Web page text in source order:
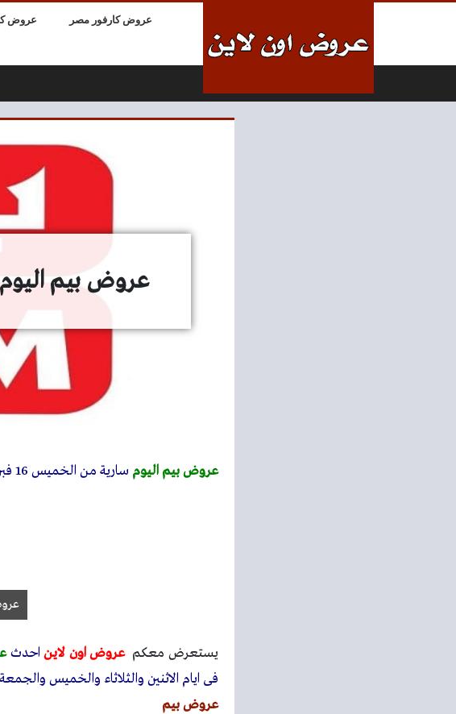
عروض كارفور مصر عروض
عروض بيم اليوم الخميس 16
عروض بيم اليوم سارية من الخميس 16 فبراير 2023 وحتى نفاذ الكمية فى كل فروع بيم ماركت
يستعرض معكمعروض اون لاين احدث
فى ايام الاثنين والثلاثاء والخميس والجمعة كما انه بيم ماركت
عروض بيم